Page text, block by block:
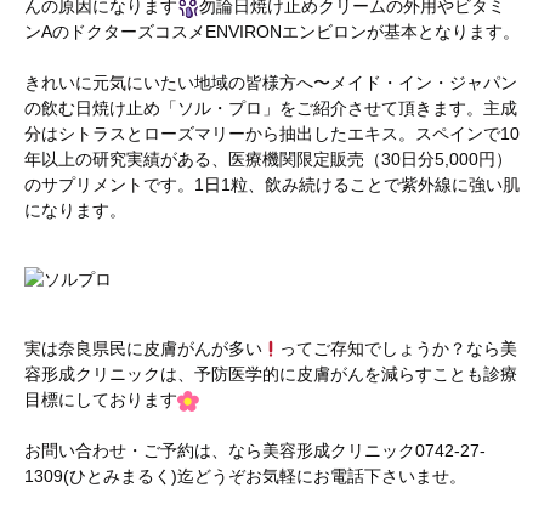
んの原因になります
勿論日焼け止めクリームの外用やビタミ
ンAのドクターズコスメENVIRONエンビロンが基本となります。
きれいに元気にいたい地域の皆様方へ〜メイド・イン・ジャパン
の飲む日焼け止め「ソル・プロ」をご紹介させて頂きます。主成
分はシトラスとローズマリーから抽出したエキス。スペインで10
年以上の研究実績がある、医療機関限定販売（30日分5,000円）
のサプリメントです。1日1粒、飲み続けることで紫外線に強い肌
になります。
実は奈良県民に皮膚がんが多い
ってご存知でしょうか？なら美
容形成クリニックは、予防医学的に皮膚がんを減らすことも診療
目標にしております
お問い合わせ・ご予約は、なら美容形成クリニック0742-27-
1309(ひとみまるく)迄どうぞお気軽にお電話下さいませ。